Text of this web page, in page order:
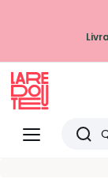
Menu
Redoute